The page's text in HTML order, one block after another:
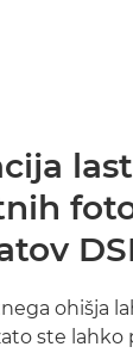
ohišja
ste lahko